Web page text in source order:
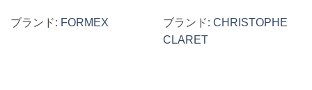
ブランド: FORMEX ブランド:CHRISTOPHE
CLARET